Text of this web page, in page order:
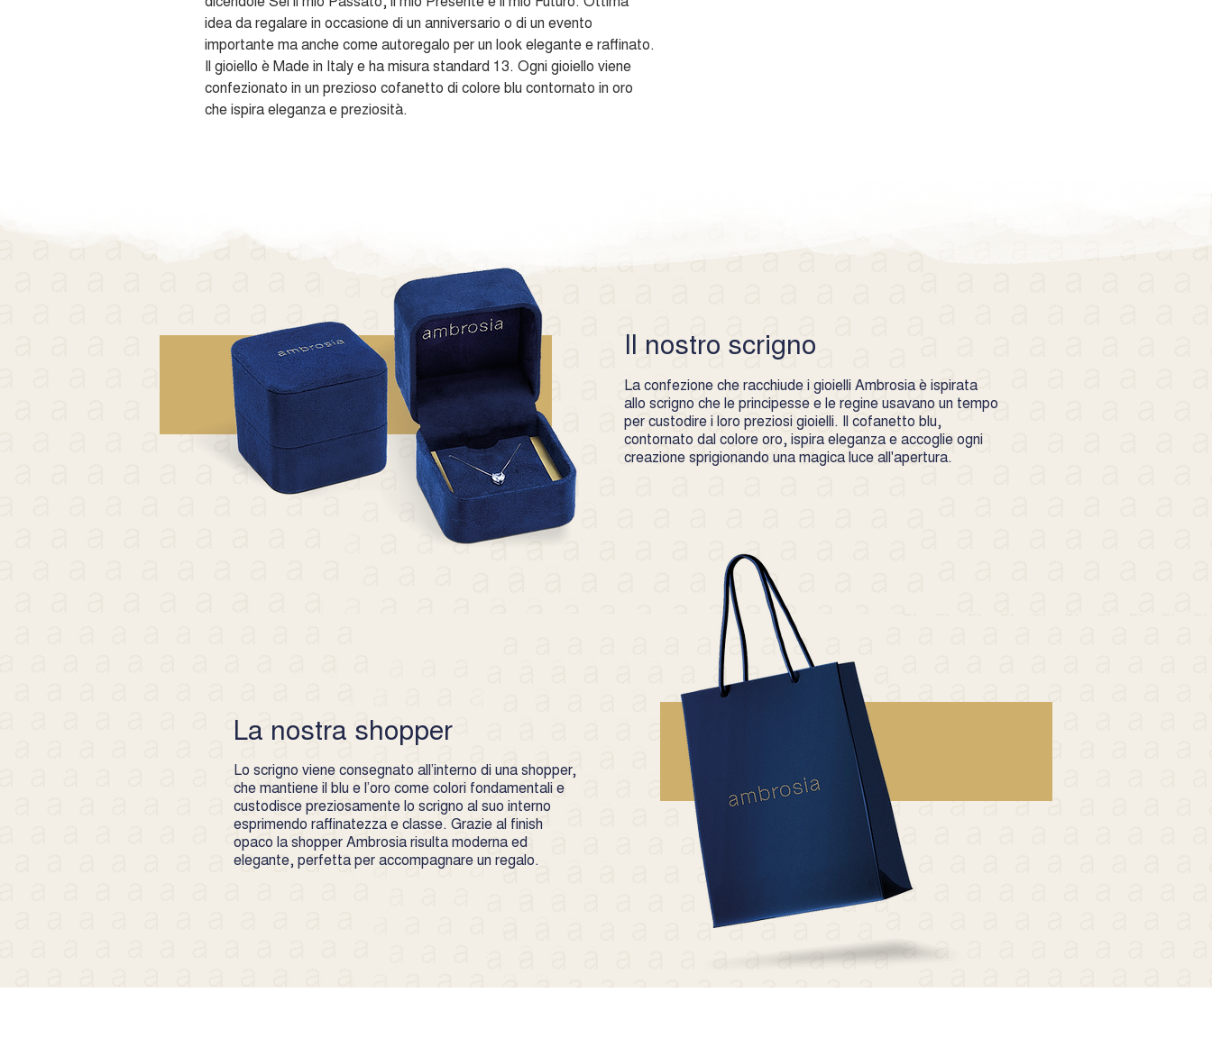
idea da regalare in occasione di un anniversario o di un evento
importante ma anche come autoregalo per un look elegante e raffinato.
Il gioiello è Made in Italy e ha misura standard 13. Ogni gioiello viene
confezionato in un prezioso cofanetto di colore blu contornato in oro
che ispira eleganza e preziosità.
Il nostro scrigno
La confezione che racchiude i gioielli Ambrosia è ispirata
allo scrigno che le principesse e le regine usavano un tempo
per custodire i loro preziosi gioielli. Il cofanetto blu,
contornato dal colore oro, ispira eleganza e accoglie ogni
creazione sprigionando una magica luce all'apertura.
Lo scrigno viene consegnato all’interno di una shopper,
che mantiene il blu e l’oro come colori fondamentali e
custodisce preziosamente lo scrigno al suo interno
esprimendo raffinatezza e classe. Grazie al finish
opaco la shopper Ambrosia risulta moderna ed
elegante, perfetta per accompagnare un regalo.
La nostra shopper